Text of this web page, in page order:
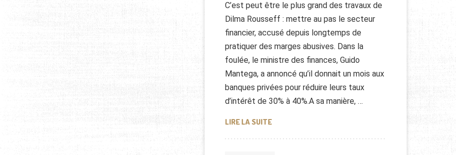
C’est peut être le plus grand des travaux de
Dilma Rousseff : mettre au pas le secteur
financier, accusé depuis longtemps de
pratiquer des marges abusives. Dans la
foulée, le ministre des finances, Guido
Mantega, a annoncé qu’il donnait un mois aux
banques privées pour réduire leurs taux
d’intérêt de 30% à 40%.A sa manière, …
LIRE LA SUITESECTEUR FINANCIER AU BRÉSIL 2013